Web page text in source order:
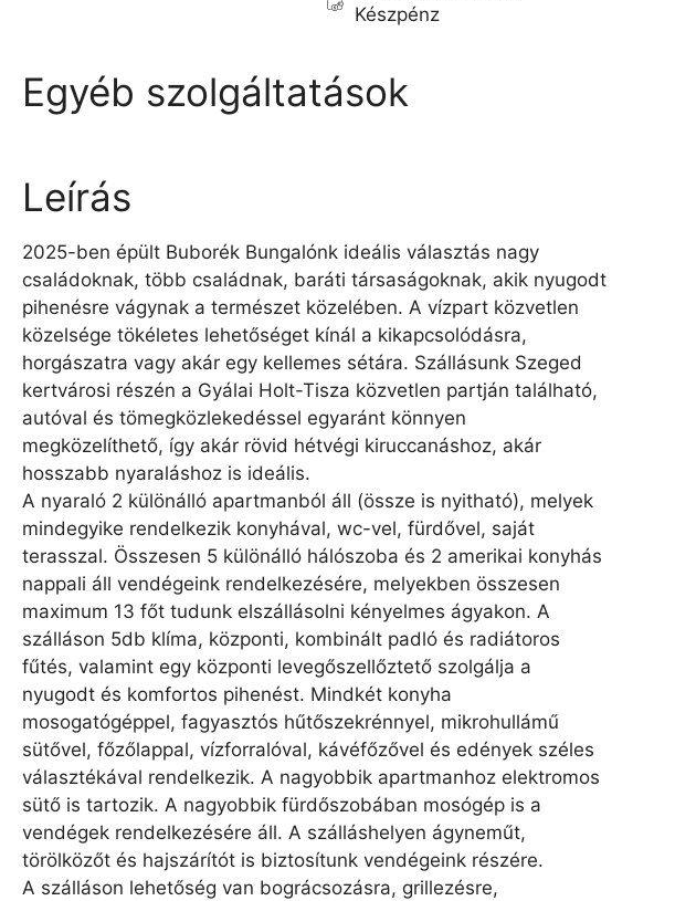
Készpénz
Egyéb szolgáltatások
Leírás
2025-ben épült Buborék Bungalónk ideális választás nagy
családoknak, több családnak, baráti társaságoknak, akik nyugodt
pihenésre vágynak a természet közelében. A vízpart közvetlen
közelsége tökéletes lehetőséget kínál a kikapcsolódásra,
horgászatra vagy akár egy kellemes sétára. Szállásunk Szeged
kertvárosi részén a Gyálai Holt-Tisza közvetlen partján található,
autóval és tömegközlekedéssel egyaránt könnyen
megközelíthető, így akár rövid hétvégi kiruccanáshoz, akár
hosszabb nyaraláshoz is ideális.
A nyaraló 2 különálló apartmanból áll (össze is nyitható), melyek
mindegyike rendelkezik konyhával, wc-vel, fürdővel, saját
terasszal. Összesen 5 különálló hálószoba és 2 amerikai konyhás
nappali áll vendégeink rendelkezésére, melyekben összesen
maximum 13 főt tudunk elszállásolni kényelmes ágyakon. A
szálláson 5db klíma, központi, kombinált padló és radiátoros
fűtés, valamint egy központi levegőszellőztető szolgálja a
nyugodt és komfortos pihenést. Mindkét konyha
mosogatógéppel, fagyasztós hűtőszekrénnyel, mikrohullámű
sütővel, főzőlappal, vízforralóval, kávéfőzővel és edények széles
választékával rendelkezik. A nagyobbik apartmanhoz elektromos
sütő is tartozik. A nagyobbik fürdőszobában mosógép is a
vendégek rendelkezésére áll. A szálláshelyen ágyneműt,
törölközőt és hajszárítót is biztosítunk vendégeink részére.
A szálláson lehetőség van bográcsozásra, grillezésre,